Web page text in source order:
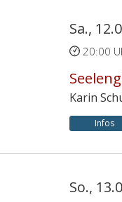
Sa.,
20:00
Karin
Infos
So.,